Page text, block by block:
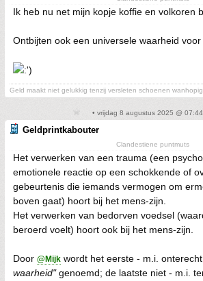
Ik heb nu net mijn kopje koffie en volkoren
Ontbijten ook een universele waarheid
Geld maakt niet gelukkig tenzij versleten schoenen
• vrijdag 8 augustus 2025 @
Geldprintkabouter
Clandestiene puntmuts
Het verwerken van een trauma (een
emotionele reactie op een schokkende of
gebeurtenis die iemands vermogen om
boven gaat) hoort bij het mens-zijn.
Het verwerken van bedorven voedsel
beroerd voelt) hoort ook bij het mens-zijn.
Door @Mijk wordt het eerste - m.i.
waarheid"genoemd; de laatste niet - m.i.